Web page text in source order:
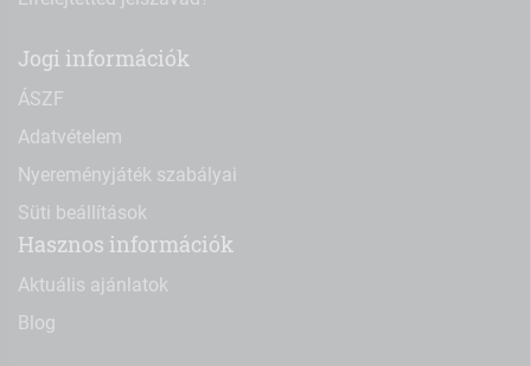
Jogi információk
ÁSZF
Adatvételem
Nyereményjáték szabályai
Süti beállítások
Hasznos információk
Aktuális ajánlatok
Blog